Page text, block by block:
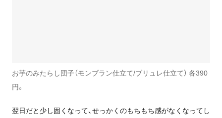
お芋のみたらし団子（モンブラン仕立て/ブリュレ仕立て） 各390
円。
翌日だと少し固くなって、せっかくのもちもち感がなくなってし